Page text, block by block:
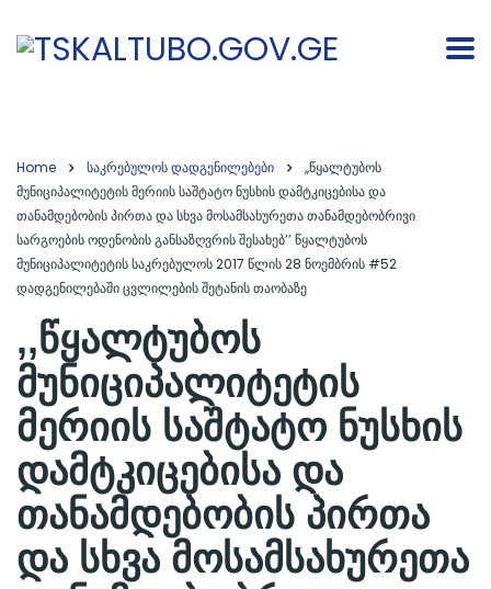
Home საკრებულოს დადგენილებები
,,წყალტუბოს
მუნიციპალიტეტის მერიის საშტატო ნუსხის დამტკიცებისა და
თანამდებობის პირთა და სხვა მოსამსახურეთა თანამდებობრივი
სარგოების ოდენობის განსაზღვრის შესახებ’’ წყალტუბოს
მუნიციპალიტეტის საკრებულოს 2017 წლის 28 ნოემბრის #52
დადგენილებაში ცვლილების შეტანის თაობაზე
,,წყალტუბოს
მუნიციპალიტეტის
მერიის საშტატო ნუსხის
დამტკიცებისა და
თანამდებობის პირთა
და სხვა მოსამსახურეთა